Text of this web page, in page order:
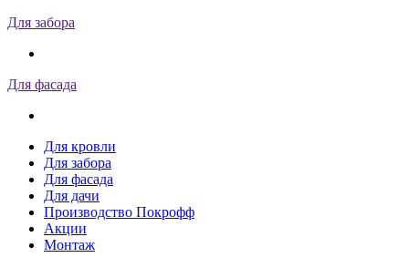
Для забора
Для фасада
Для кровли
Для забора
Для фасада
Для дачи
Производство Покрофф
Акции
Монтаж